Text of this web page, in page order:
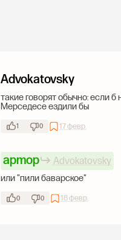
Advokatovsky
такие говорят обычно: если
Мерседесе ездили бы
1 0 17 февр.
apmop
Advokatovsky
или "пили баварское"
0 0 18 февр.